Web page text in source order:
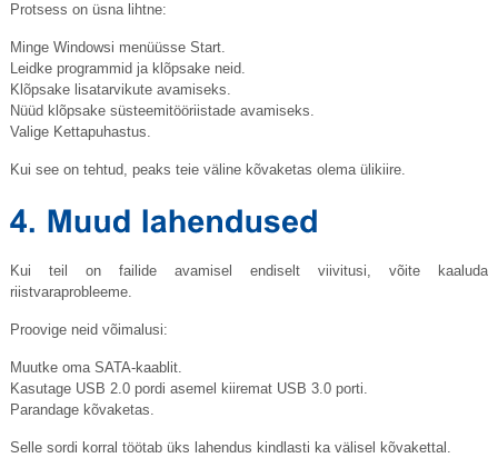
Protsess on üsna lihtne:
Minge Windowsi menüüsse Start.
Leidke programmid ja klõpsake neid.
Klõpsake lisatarvikute avamiseks.
Nüüd klõpsake süsteemitööriistade avamiseks.
Valige Kettapuhastus.
Kui see on tehtud, peaks teie väline kõvaketas olema ülikiire.
Kui teil on failide avamisel endiselt viivitusi, võite kaaluda
riistvaraprobleeme.
Proovige neid võimalusi:
Muutke oma SATA-kaablit.
Kasutage USB 2.0 pordi asemel kiiremat USB 3.0 porti.
Parandage kõvaketas.
Selle sordi korral töötab üks lahendus kindlasti ka välisel kõvakettal.